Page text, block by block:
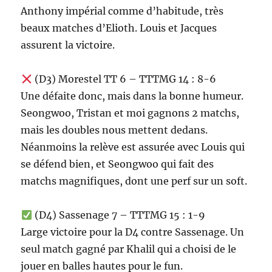
Anthony impérial comme d’habitude, très
beaux matches d’Elioth. Louis et Jacques
assurent la victoire.
(D3) Morestel TT 6 – TTTMG 14 : 8-6
Une défaite donc, mais dans la bonne humeur.
Seongwoo, Tristan et moi gagnons 2 matchs,
mais les doubles nous mettent dedans.
Néanmoins la relève est assurée avec Louis qui
se défend bien, et Seongwoo qui fait des
matchs magnifiques, dont une perf sur un soft.
(D4) Sassenage 7 – TTTMG 15 : 1-9
Large victoire pour la D4 contre Sassenage. Un
seul match gagné par Khalil qui a choisi de le
jouer en balles hautes pour le fun.